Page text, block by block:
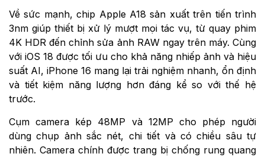
Về sức mạnh, chip Apple A18 sản xuất trên tiến trình
3nm giúp thiết bị xử lý mượt mọi tác vụ, từ quay phim
4K HDR đến chỉnh sửa ảnh RAW ngay trên máy. Cùng
với iOS 18 được tối ưu cho khả năng nhiếp ảnh và hiệu
suất AI, iPhone 16 mang lại trải nghiệm nhanh, ổn định
và tiết kiệm năng lượng hơn đáng kể so với thế hệ
trước.
Cụm camera kép 48MP và 12MP cho phép người
dùng chụp ảnh sắc nét, chi tiết và có chiều sâu tự
nhiên. Camera chính được trang bị chống rung quang